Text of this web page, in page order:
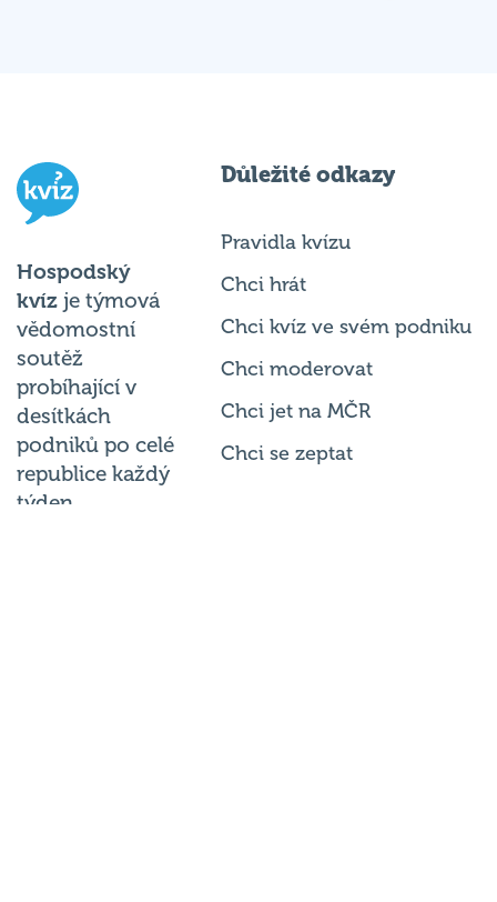
Hospodský
kvíz je týmová
vědomostní
soutěž
probíhající v
desítkách
podniků po celé
republice každý
týden.
Důležité odkazy
Pravidla kvízu
Chci hrát
Chci kvíz ve svém podniku
Chci moderovat
Chci jet na MČR
Chci se zeptat